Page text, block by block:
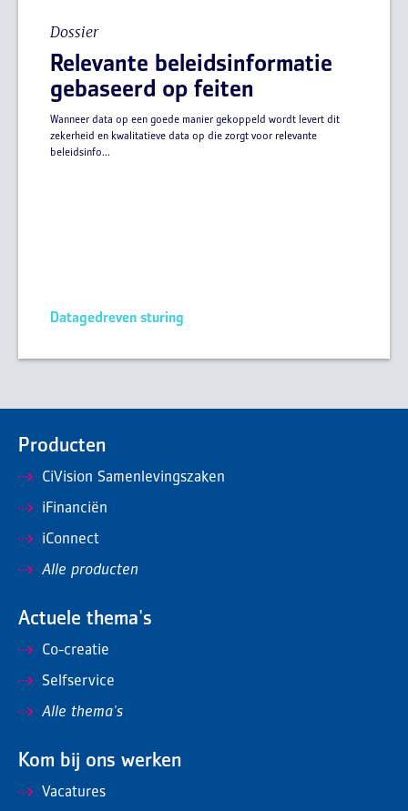
Dossier
Relevante beleidsinformatie
gebaseerd op feiten
Wanneer data op een goede manier gekoppeld wordt levert dit
zekerheid en kwalitatieve data op die zorgt voor relevante
beleidsinfo...
Datagedreven sturing
Producten
CiVision Samenlevingszaken
iFinanciën
iConnect
Alle producten
Actuele thema's
Co-creatie
Selfservice
Alle thema's
Kom bij ons werken
Vacatures